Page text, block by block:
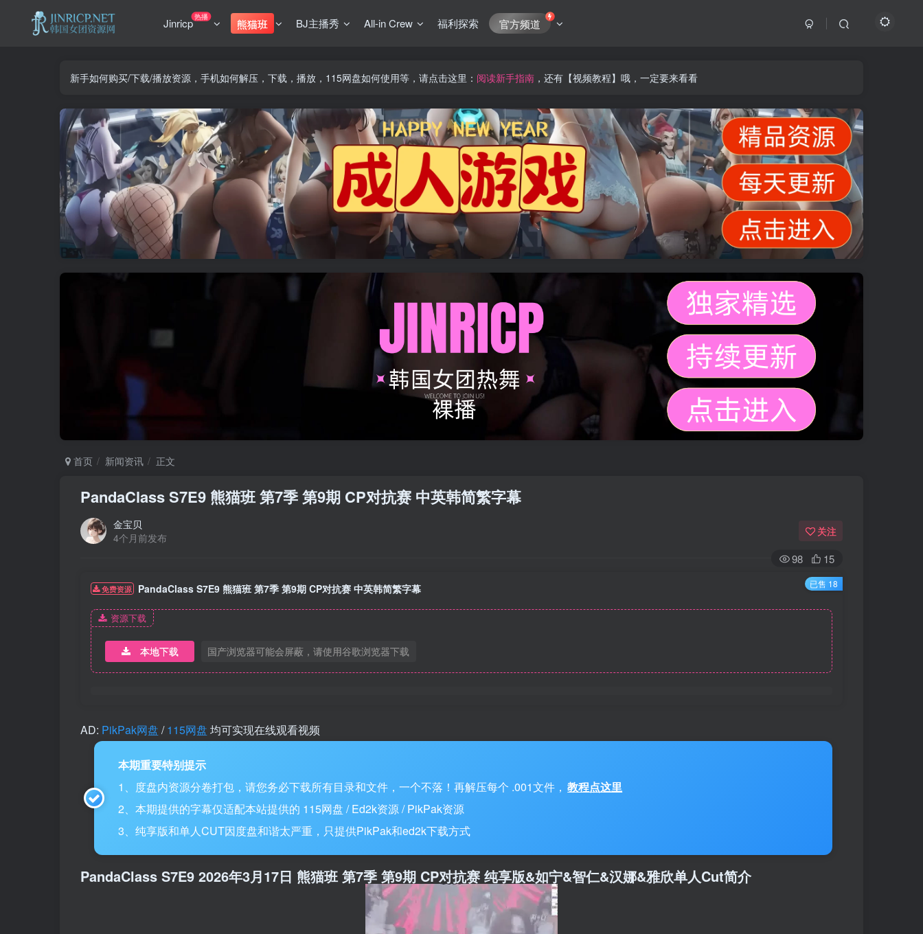
Jinricp热播
熊猫班 BJ主播秀 All-in Crew 福利探索 官方频道
新手如何购买/下载/播放资源，手机如何解压，下载，播放，115网盘如何使用等，请点击这里： 阅读新手指南 ，还有【视频教程】哦，一定要来看看
首页 新闻资讯 正文
PandaClass S7E9 熊猫班 第7季 第9期 CP对抗赛 中英韩简繁字幕
金宝贝
4个月前发布
关注
98 15
已售 18
免费资源 PandaClass S7E9 熊猫班 第7季 第9期 CP对抗赛 中英韩简繁字幕
资源下载
本地下载 国产浏览器可能会屏蔽，请使用谷歌浏览器下载
AD: PikPak网盘 /115网盘 均可实现在线观看视频
本期重要特别提示
1、度盘内资源分卷打包，请您务必下载所有目录和文件，一个不落！再解压每个 .001文件， 教程点这里
2、本期提供的字幕仅适配本站提供的 115网盘 / Ed2k资源 / PikPak资源
3、纯享版和单人CUT因度盘和谐太严重，只提供PikPak和ed2k下载方式
PandaClass S7E9 2026年3月17日 熊猫班 第7季 第9期 CP对抗赛 纯享版&如宁&智仁&汉娜&雅欣单人Cut简介